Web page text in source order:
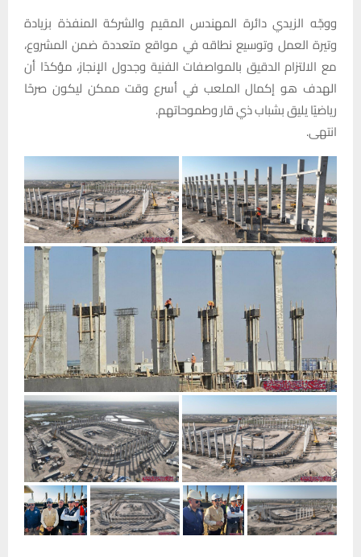
ووجّه الزيدي دائرة المهندس المقيم والشركة المنفذة بزيادة
وتيرة العمل وتوسيع نطاقه في مواقع متعددة ضمن المشروع،
مع الالتزام الدقيق بالمواصفات الفنية وجدول الإنجاز، مؤكدًا أن
الهدف هو إكمال الملعب في أسرع وقت ممكن ليكون صرحًا
رياضيًا يليق بشباب ذي قار وطموحاتهم.
انتهى.